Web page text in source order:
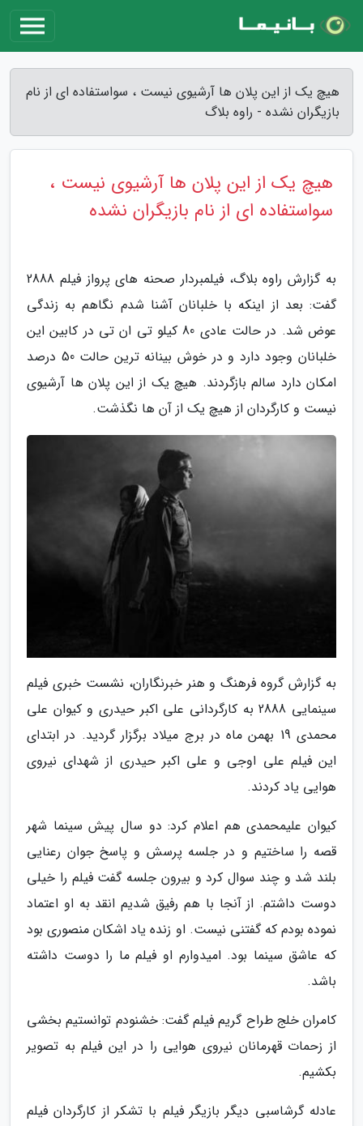
هیچ یک از این پلان ها آرشیوی نیست ، سواستفاده ای از نام
بازیگران نشده - راوه بلاگ
هیچ یک از این پلان ها آرشیوی نیست ،
سواستفاده ای از نام بازیگران نشده
به گزارش راوه بلاگ، فیلمبردار صحنه های پرواز فیلم 2888
گفت: بعد از اینکه با خلبانان آشنا شدم نگاهم به زندگی
عوض شد. در حالت عادی 80 کیلو تی ان تی در کابین این
خلبانان وجود دارد و در خوش بینانه ترین حالت 50 درصد
امکان دارد سالم بازگردند. هیچ یک از این پلان ها آرشیوی
نیست و کارگردان از هیچ یک از آن ها نگذشت.
به گزارش گروه فرهنگ و هنر خبرنگاران، نشست خبری فیلم
سینمایی 2888 به کارگردانی علی اکبر حیدری و کیوان علی
محمدی 19 بهمن ماه در برج میلاد برگزار گردید. در ابتدای
این فیلم علی اوجی و علی اکبر حیدری از شهدای نیروی
هوایی یاد کردند.
کیوان علیمحمدی هم اعلام کرد: دو سال پیش سینما شهر
قصه را ساختیم و در جلسه پرسش و پاسخ جوان رعنایی
بلند شد و چند سوال کرد و بیرون جلسه گفت فیلم را خیلی
دوست داشتم. از آنجا با هم رفیق شدیم انقد به او اعتماد
نموده بودم که گفتنی نیست. او زنده یاد اشکان منصوری بود
که عاشق سینما بود. امیدوارم او فیلم ما را دوست داشته
باشد.
کامران خلج طراح گریم فیلم گفت: خشنودم توانستیم بخشی
از زحمات قهرمانان نیروی هوایی را در این فیلم به تصویر
بکشیم.
عادله گرشاسبی دیگر بازیگر فیلم با تشکر از کارگردان فیلم